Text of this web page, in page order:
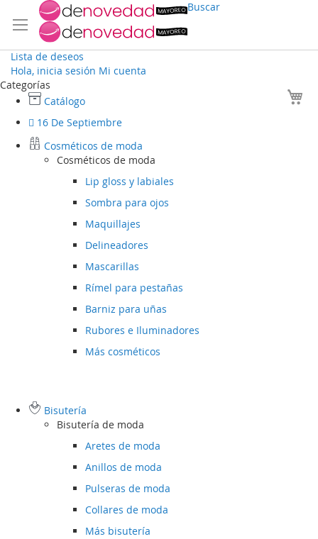
Buscar
Lista de deseos
Hola, inicia sesión Mi cuenta
Ir
al
Categorías
Catálogo
16 De Septiembre
Cosméticos de moda
Cosméticos de moda
Lip gloss y labiales
Sombra para ojos
Maquillajes
Delineadores
Mascarillas
Rímel para pestañas
Barniz para uñas
Rubores e Iluminadores
Más cosméticos
Bisutería
Bisutería de moda
Aretes de moda
Anillos de moda
Pulseras de moda
Collares de moda
Más bisutería